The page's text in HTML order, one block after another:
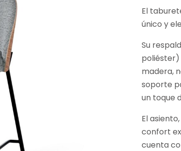
El
único y
Su
madera,
soporte
un toque
El
confort
cuenta